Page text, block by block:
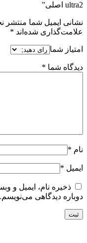
ultra2 اصلی”
نشانی ایمیل شما منتشر
علامت‌گذاری شده‌اند *
امتیاز شما
دیدگاه شما *
نام *
ایمیل *
ذخیره نام، ایمیل و
دوباره دیدگاهی می‌نویسم.